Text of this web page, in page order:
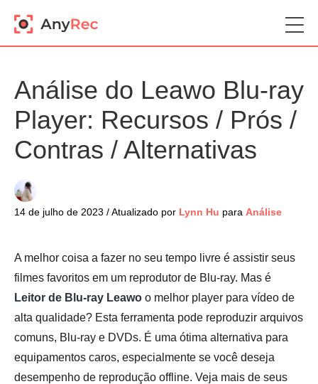
Análise do Leawo Blu-ray
Player: Recursos / Prós /
Contras / Alternativas
14 de julho de 2023 / Atualizado por Lynn Hu para Análise
A melhor coisa a fazer no seu tempo livre é assistir seus
filmes favoritos em um reprodutor de Blu-ray. Mas é
Leitor de Blu-ray Leawo o melhor player para vídeo de
alta qualidade? Esta ferramenta pode reproduzir arquivos
comuns, Blu-ray e DVDs. É uma ótima alternativa para
equipamentos caros, especialmente se você deseja
desempenho de reprodução offline. Veja mais de seus